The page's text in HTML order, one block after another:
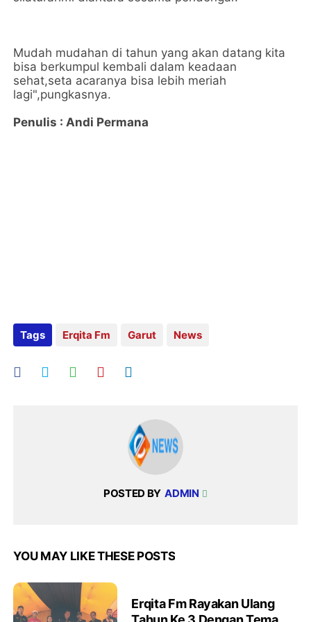
Mudah mudahan di tahun yang akan datang kita
bisa berkumpul kembali dalam keadaan
sehat,seta acaranya bisa lebih meriah
lagi",pungkasnya.
Penulis : Andi Permana
Tags Erqita Fm Garut News
POSTED BY ADMIN
YOU MAY LIKE THESE POSTS
Erqita Fm Rayakan Ulang